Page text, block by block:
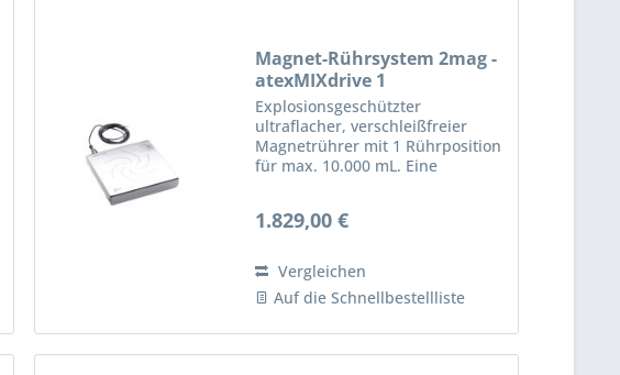
Magnet-Rührsystem 2mag -
atexMIXdrive 1
Explosionsgeschützter
ultraflacher, verschleißfreier
Magnetrührer mit 1 Rührposition
für max. 10.000 mL. Eine
Induktionsantrieb für kraftvolle
ruckfreies...
1.829,00 €
Vergleichen
Auf die Schnellbestellliste